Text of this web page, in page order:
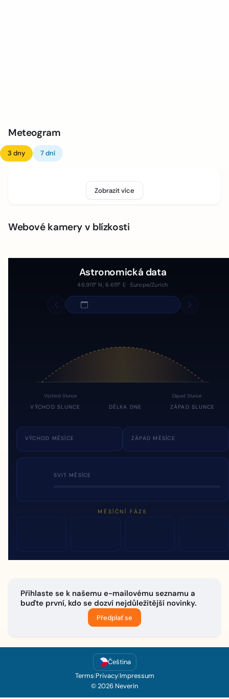
Meteogram
3 dny 7 dní
Zobrazit více
Webové kamery v blízkosti
Astronomická data
46.9111° N, 6.6111° E · Europe/Zurich
Východ Slunce Západ Slunce
VÝCHOD SLUNCE DÉLKA DNE ZÁPAD SLUNCE
VÝCHOD MĚSÍCE ZÁPAD MĚSÍCE
SVIT MĚSÍCE
MĚSÍČNÍ FÁZE
Přihlaste se k našemu e-mailovému seznamu a
buďte první, kdo se dozví nejdůležitější novinky.
Předplať se
Čeština
Terms|Privacy|Impressum
© 2026 Neverin